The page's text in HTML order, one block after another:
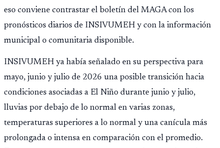
eso conviene contrastar el boletín del MAGA con los
pronósticos diarios de INSIVUMEH y con la información
municipal o comunitaria disponible.
INSIVUMEH ya había señalado en su perspectiva para
mayo, junio y julio de 2026 una posible transición hacia
condiciones asociadas a El Niño durante junio y julio,
lluvias por debajo de lo normal en varias zonas,
temperaturas superiores a lo normal y una canícula más
prolongada o intensa en comparación con el promedio.